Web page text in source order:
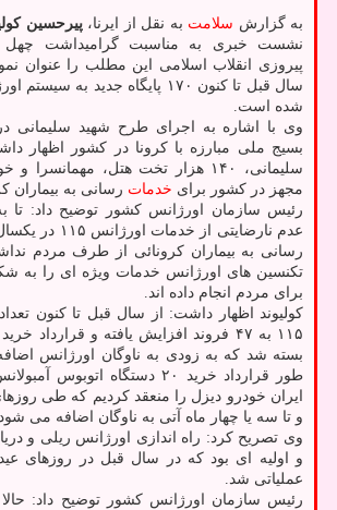
به گزارش سلامت به نقل از ایرنا،پیرحسین
نشست خبری به مناسبت گرامیداشت چهل
پیروزی انقلاب اسلامی این مطلب را عنوان
سال قبل تا کنون ۱۷۰ پایگاه جدید
شده است.
وی با اشاره به اجرای طرح شهید سلیمانی
بسیج ملی مبارزه با کرونا در کشور اظهار
سلیمانی، ۱۴۰ هزار تخت هتل،
مجهز در کشور برای خدمات رسانی به بیماران
رئیس سازمان اورژانس کشور توضیح داد: تا
عدم نارضایتی از
رسانی به بیماران کرونائی از طرف مردم
تکنسین های اورژانس خدمات ویژه ای را به
برای مردم انجام داده اند.
کولیوند اظهار داشت: از سال قبل تا کنون
۱۱۵ به ۴۷ فروند افزایش یافته و قرارداد
بسته شد که به زودی به ناوگان اورژانس
طور قرارداد خرید ۲۰ دستگاه
ایران خودرو دیزل را منعقد کردیم که طی
و تا سه یا چهار ماه آتی به ناوگان اضافه می شود.
وی تصریح کرد: راه اندازی اورژانس ریلی و
و اولیه ای بود که در سال قبل در روزهای
عملیاتی شد.